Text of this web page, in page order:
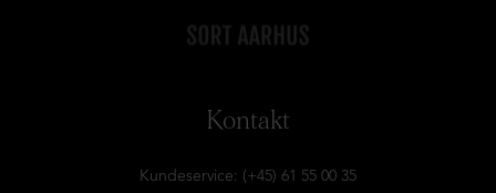
Kontakt
Kundeservice: (+45) 61 55 00 35